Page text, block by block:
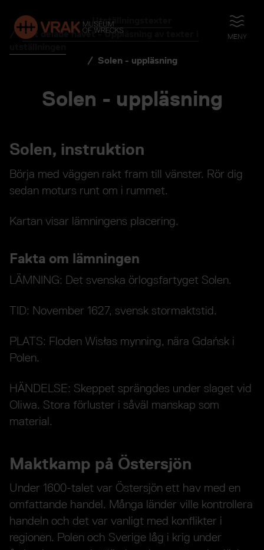
ÖPPNA
MENY
Utställningstexter
Det delade havet - Uppläsning av texter i
Solen - uppläsning
Solen - uppläsning
Solen, instruktion
Börja med väggen rakt fram till vänster. Rör dig
sedan moturs runt om i rummet.
Kartan visar lämningens placering.
Fakta om lämningen
LÄMNING: Det svenska örlogsfartyget Solen.
TID: November 1627, svensk stormaktstid.
PLATS: Floden Wisłas mynning, nära Gdańsk i
Polen.
HÄNDELSE: Skeppet sprängdes under slaget vid
Oliwa. Stora förluster i såväl manskap som
material.
Maktkamp på Östersjön
Under 1600-talet var Östersjön ett hav med en
omfattande handel. Många länder ville kontrollera
handeln och det var vanligt med konflikter i
regionen. Polen och Sverige låg i krig under